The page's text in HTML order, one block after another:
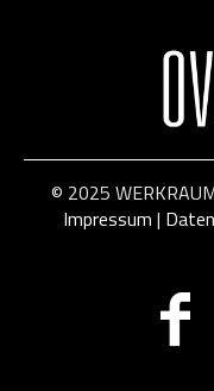
© 2025
Impressum |